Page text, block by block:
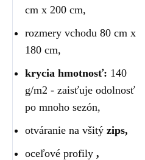
cm x 200 cm,
rozmery vchodu 80 cm x
180 cm,
krycia hmotnosť: 140
g/m2 - zaisťuje odolnosť
po mnoho sezón,
otváranie na všitý zips,
oceľové profily ,